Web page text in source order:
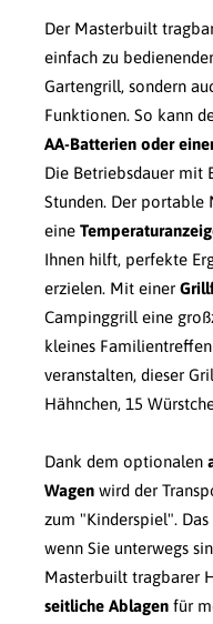
Der Masterbuilt
einfach zu
Gartengrill, sondern
Funktionen. So kann
AA-Batterien oder
Die Betriebsdauer mit
Stunden. Der
eine
Ihnen hilft, perfekte
erzielen. Mit einer
Campinggrill eine
kleines
veranstalten, dieser
Hähnchen, 15
Dank dem optionalen
Wagen wird der
zum "Kinderspiel". Das
wenn Sie unterwegs
Masterbuilt tragbarer
seitliche Ablagen für